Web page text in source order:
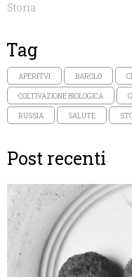
Storia
Tag
APERITVI BAROLO
COLTIVAZIONE BIOLOGICA
RUSSIA SALUTE
Post recenti